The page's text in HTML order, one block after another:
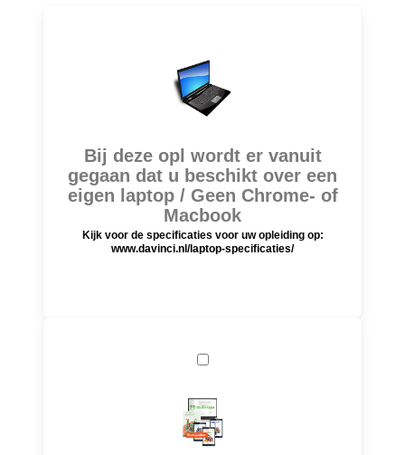
Bij deze opl wordt er vanuit
gegaan dat u beschikt over een
eigen laptop / Geen Chrome- of
Macbook
Kijk voor de specificaties voor uw opleiding op:
www.davinci.nl/laptop-specificaties/